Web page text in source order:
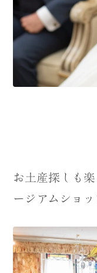
お土産探しも
ージアムショッ